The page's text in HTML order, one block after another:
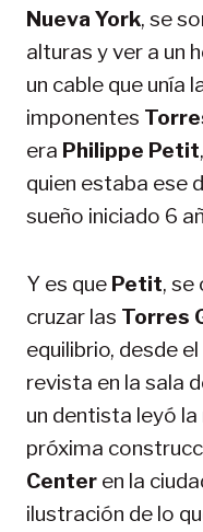
Nueva York, se
alturas y ver a un
un cable que unía
imponentes
era Philippe Petit,
quien estaba ese
sueño iniciado 6
Y es que Petit, se
cruzar las Torres
equilibrio, desde
revista en la sala
un dentista leyó
próxima
Center en la
ilustración de lo